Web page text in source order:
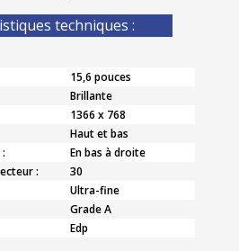
techniques :
15,6 pouces
Brillante
1366 x 768
Haut et bas
En bas à droite
:
30
Ultra-fine
Grade A
Edp